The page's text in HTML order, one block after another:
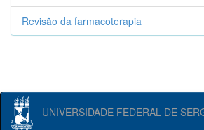
Revisão da farmacoterapia
UNIVERSIDADE FEDERAL DE